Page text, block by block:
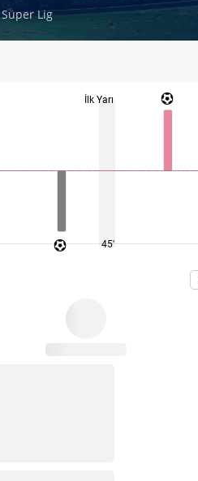
Süper Lig
İlk Yarı
45'